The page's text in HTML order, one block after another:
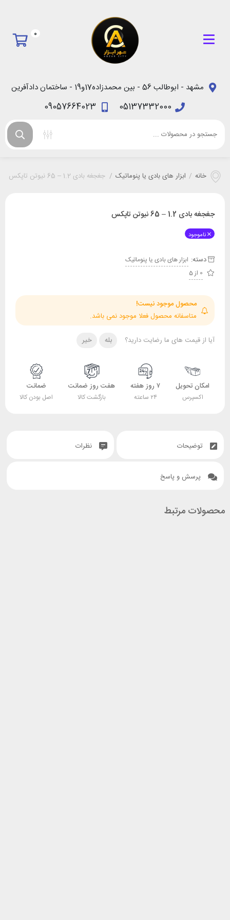
0
مشهد - ابوطالب 56 - بین محمدزاده17و19 - ساختمان دادآفرین
05137332000
09057664023
خانه / ابزار های بادی یا پنوماتیک / جغجغه بادی 1.2 – 65 نیوتن تاپکس
جغجغه بادی 1.2 – 65 نیوتن تاپکس
ناموجود
دسته: ابزار های بادی یا پنوماتیک
0 از 5
محصول موجود نیست!
متاسفانه محصول فعلا موجود نمی باشد.
آیا از قیمت های ما رضایت دارید؟ بله خیر
امکان تحویل
اکسپرس
۷ روز هفته
۲۴ ساعته
هفت روز ضمانت
بازگشت کالا
ضمانت
اصل بودن کالا
توضیحات نظرات
پرسش و پاسخ
محصولات مرتبط